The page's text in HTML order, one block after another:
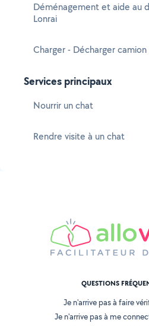
Déménagement et aide au
Lonrai
Charger - Décharger camion
Services principaux
Nourrir un chat
Rendre visite à un chat
QUESTIONS
Je n'arrive pas à faire
Je n'arrive pas à me